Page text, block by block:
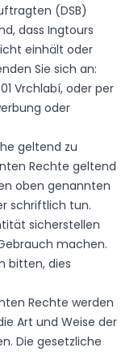
(DSB)
dass Ingtours
einhält oder
Sie sich an:
Vrchlabí, oder per
oder
geltend zu
Rechte geltend
oben genannten
schriftlich tun.
sicherstellen
machen.
bitten, dies
Rechte werden
Art und Weise der
Die gesetzliche